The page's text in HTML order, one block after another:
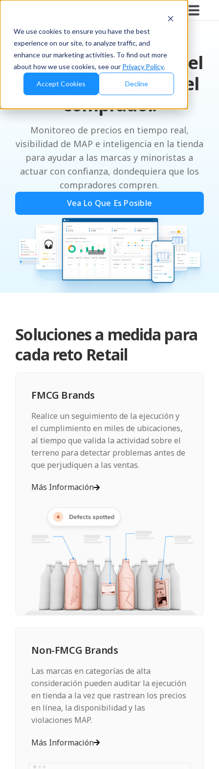
We use cookies to ensure you have the best
experience on our site, to analyze traffic, and
enhance our marketing activities. To find out more
about how we use cookies, see our Privacy Policy.
Accept Cookies Decline
Gane más ventas en el
punto de decisión del
comprador.
Monitoreo de precios en tiempo real,
visibilidad de MAP e inteligencia en la tienda
para ayudar a las marcas y minoristas a
actuar con confianza, dondequiera que los
compradores compren.
Vea Lo Que Es Posible
Soluciones a medida para
cada reto Retail
FMCG Brands
Realice un seguimiento de la ejecución y
el cumplimiento en miles de ubicaciones,
al tiempo que valida la actividad sobre el
terreno para detectar problemas antes de
que perjudiquen a las ventas.
Más Información
Non-FMCG Brands
Las marcas en categorías de alta
consideración pueden auditar la ejecución
en tienda a la vez que rastrean los precios
en línea, la disponibilidad y las
violaciones MAP.
Más Información